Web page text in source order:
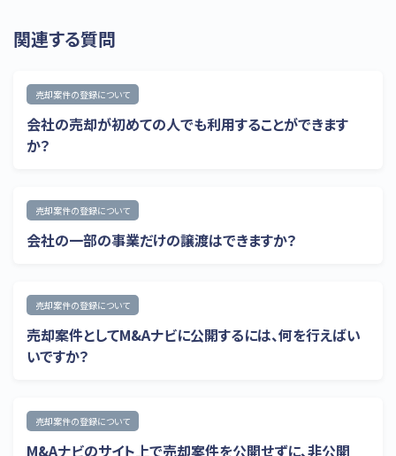
関連する質問
売却案件の登録について
会社の売却が初めての人でも利用することができます
か？
売却案件の登録について
会社の一部の事業だけの譲渡はできますか？
売却案件の登録について
売却案件としてM&Aナビに公開するには、何を行えばい
いですか？
売却案件の登録について
M&Aナビのサイト上で売却案件を公開せずに、非公開